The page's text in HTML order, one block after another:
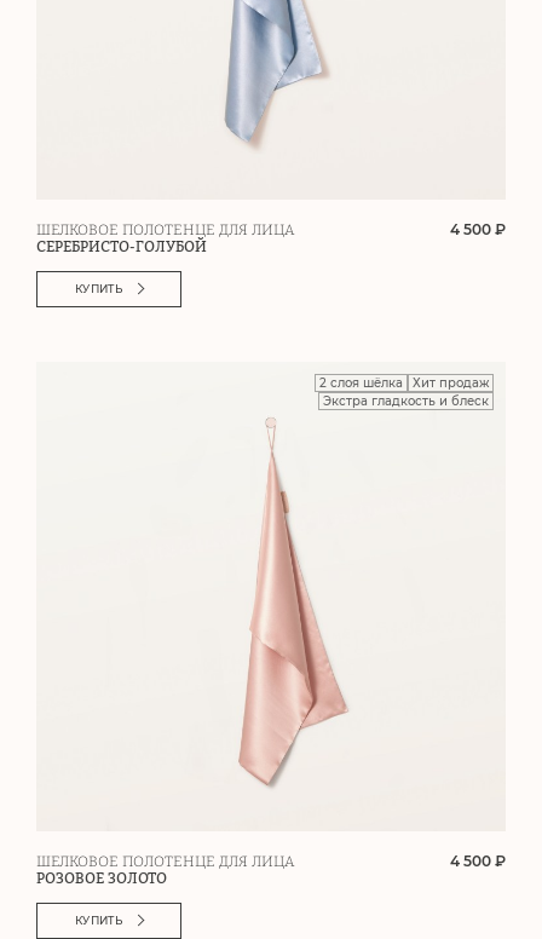
ШЕЛКОВОЕ ПОЛОТЕНЦЕ ДЛЯ ЛИЦА
СЕРЕБРИСТО-ГОЛУБОЙ
4 500 ₽
КУПИТЬ
2 слоя шёлка
Хит продаж
Экстра гладкость и блеск
ШЕЛКОВОЕ ПОЛОТЕНЦЕ ДЛЯ ЛИЦА
РОЗОВОЕ ЗОЛОТО
4 500 ₽
КУПИТЬ